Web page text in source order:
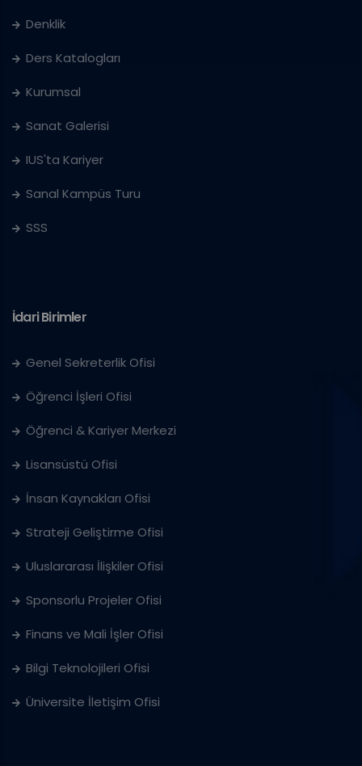
Denklik
Ders Katalogları
Kurumsal
Sanat Galerisi
IUS'ta Kariyer
Sanal Kampüs Turu
SSS
İdari Birimler
Genel Sekreterlik Ofisi
Öğrenci İşleri Ofisi
Öğrenci & Kariyer Merkezi
Lisansüstü Ofisi
İnsan Kaynakları Ofisi
Strateji Geliştirme Ofisi
Uluslararası İlişkiler Ofisi
Sponsorlu Projeler Ofisi
Finans ve Mali İşler Ofisi
Bilgi Teknolojileri Ofisi
Üniversite İletişim Ofisi